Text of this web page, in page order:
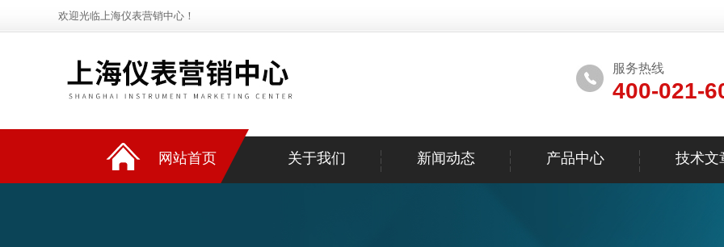
欢迎光临上海仪表营销中心！
服务热线
400-021-
网站首页 关于我们 新闻动态 产品中心 技术文